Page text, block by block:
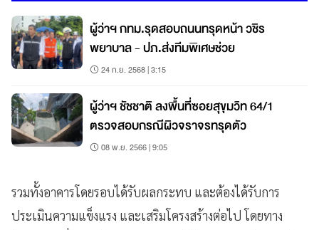
ผู้ว่าฯ กทม.รุดสอบถนนทรุดหน้า วชิร
พยาบาล - ปภ.ส่งทีมพิเศษช่วย
24 ก.ย. 2568 | 3:15
ผู้ว่าฯ ชัชชาติ ลงพื้นที่ซอยสุขุมวิท 64/1
ตรวจสอบกรณีผิวจราจรทรุดตัว
08 พ.ย. 2566 | 9:05
รวมทั้งอาคารโดยรอบได้รับผลกระทบ และต้องได้รับการ
ประเมินความแข็งแรง และเสริมโครงสร้างต่อไป โดยทาง